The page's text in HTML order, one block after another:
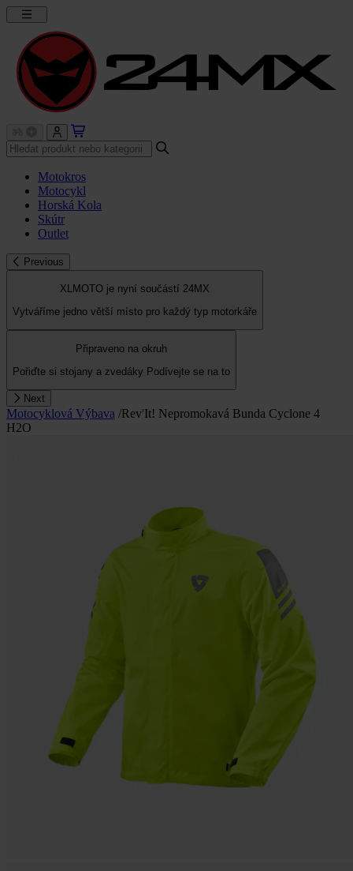
Motokros
Motocykl
Horská Kola
Skútr
Outlet
Previous
XLMOTO je nyní součástí 24MX
Vytváříme jedno větší místo pro každý typ motorkáře
Připraveno na okruh
Pořiďte si stojany a zvedáky Podívejte se na to
Next
Motocyklová Výbava /Rev'It! Nepromokavá Bunda Cyclone 4
H2O